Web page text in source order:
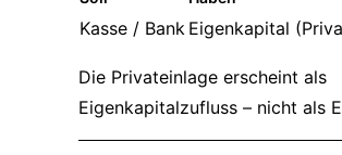
Kasse / Bank Eigenkapital
Die Privateinlage erscheint als
Eigenkapitalzufluss – nicht als